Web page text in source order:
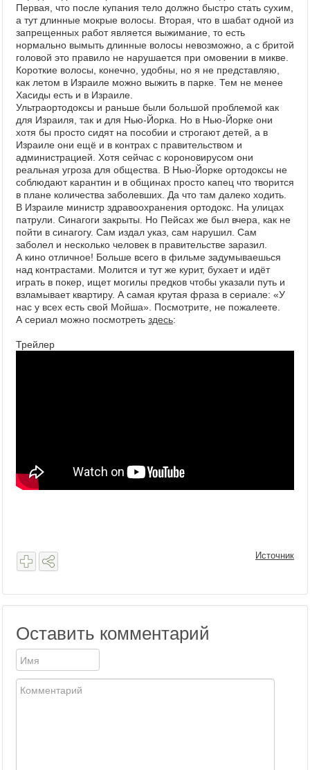
Первая, что после купания тело должно быстро стать сухим,
а тут длинные мокрые волосы. Вторая, что в шабат одной из
запрещенных работ является выжимание, то есть
нормально вымыть длинные волосы невозможно, а с бритой
головой это правило не нарушается при омовении в микве.
Короткие волосы, конечно, удобны, но я не представляю,
как летом в Израиле можно выжить в парке. Тем не менее
Хасиды есть и в Израиле.
Ультраортодоксы и раньше были большой проблемой как
для Израиля, так и для Нью-Йорка. Но в Нью-Йорке они
хотя бы просто сидят на пособии и строгают детей, а в
Израиле они ещё и в контрах с правительством и
администрацией. Хотя сейчас с короновирусом они
реальная угроза для общества. В Нью-Йорке ортодоксы не
соблюдают карантин и в общинах просто капец что творится
в плане количества заболевших. Да что там далеко ходить.
В Израиле министр здравоохранения ортодокс. На улицах
патрули. Синагоги закрыты. Но Пейсах же был вчера, как не
пойти в синагогу. Сам издал указ, сам нарушил. Сам
заболел и несколько человек в правительстве заразил.
А кино отличное! Больше всего в фильме задумываешься
над контрастами. Молится и тут же курит, бухает и идёт
играть в покер, ищет могилы предков чтобы указали путь и
взламывает квартиру. А самая крутая фраза в сериале: «У
нас у всех есть свой Мойша». Посмотрите, не пожалеете.
А сериал можно посмотреть здесь:
Трейлер
Источник
Оставить комментарий